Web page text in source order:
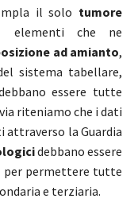
il solo tumore
elementi che ne
ad amianto,
sistema tabellare,
essere tutte
riteniamo che i dati
attraverso la Guardia
debbano essere
per permettere tutte
e terziaria.